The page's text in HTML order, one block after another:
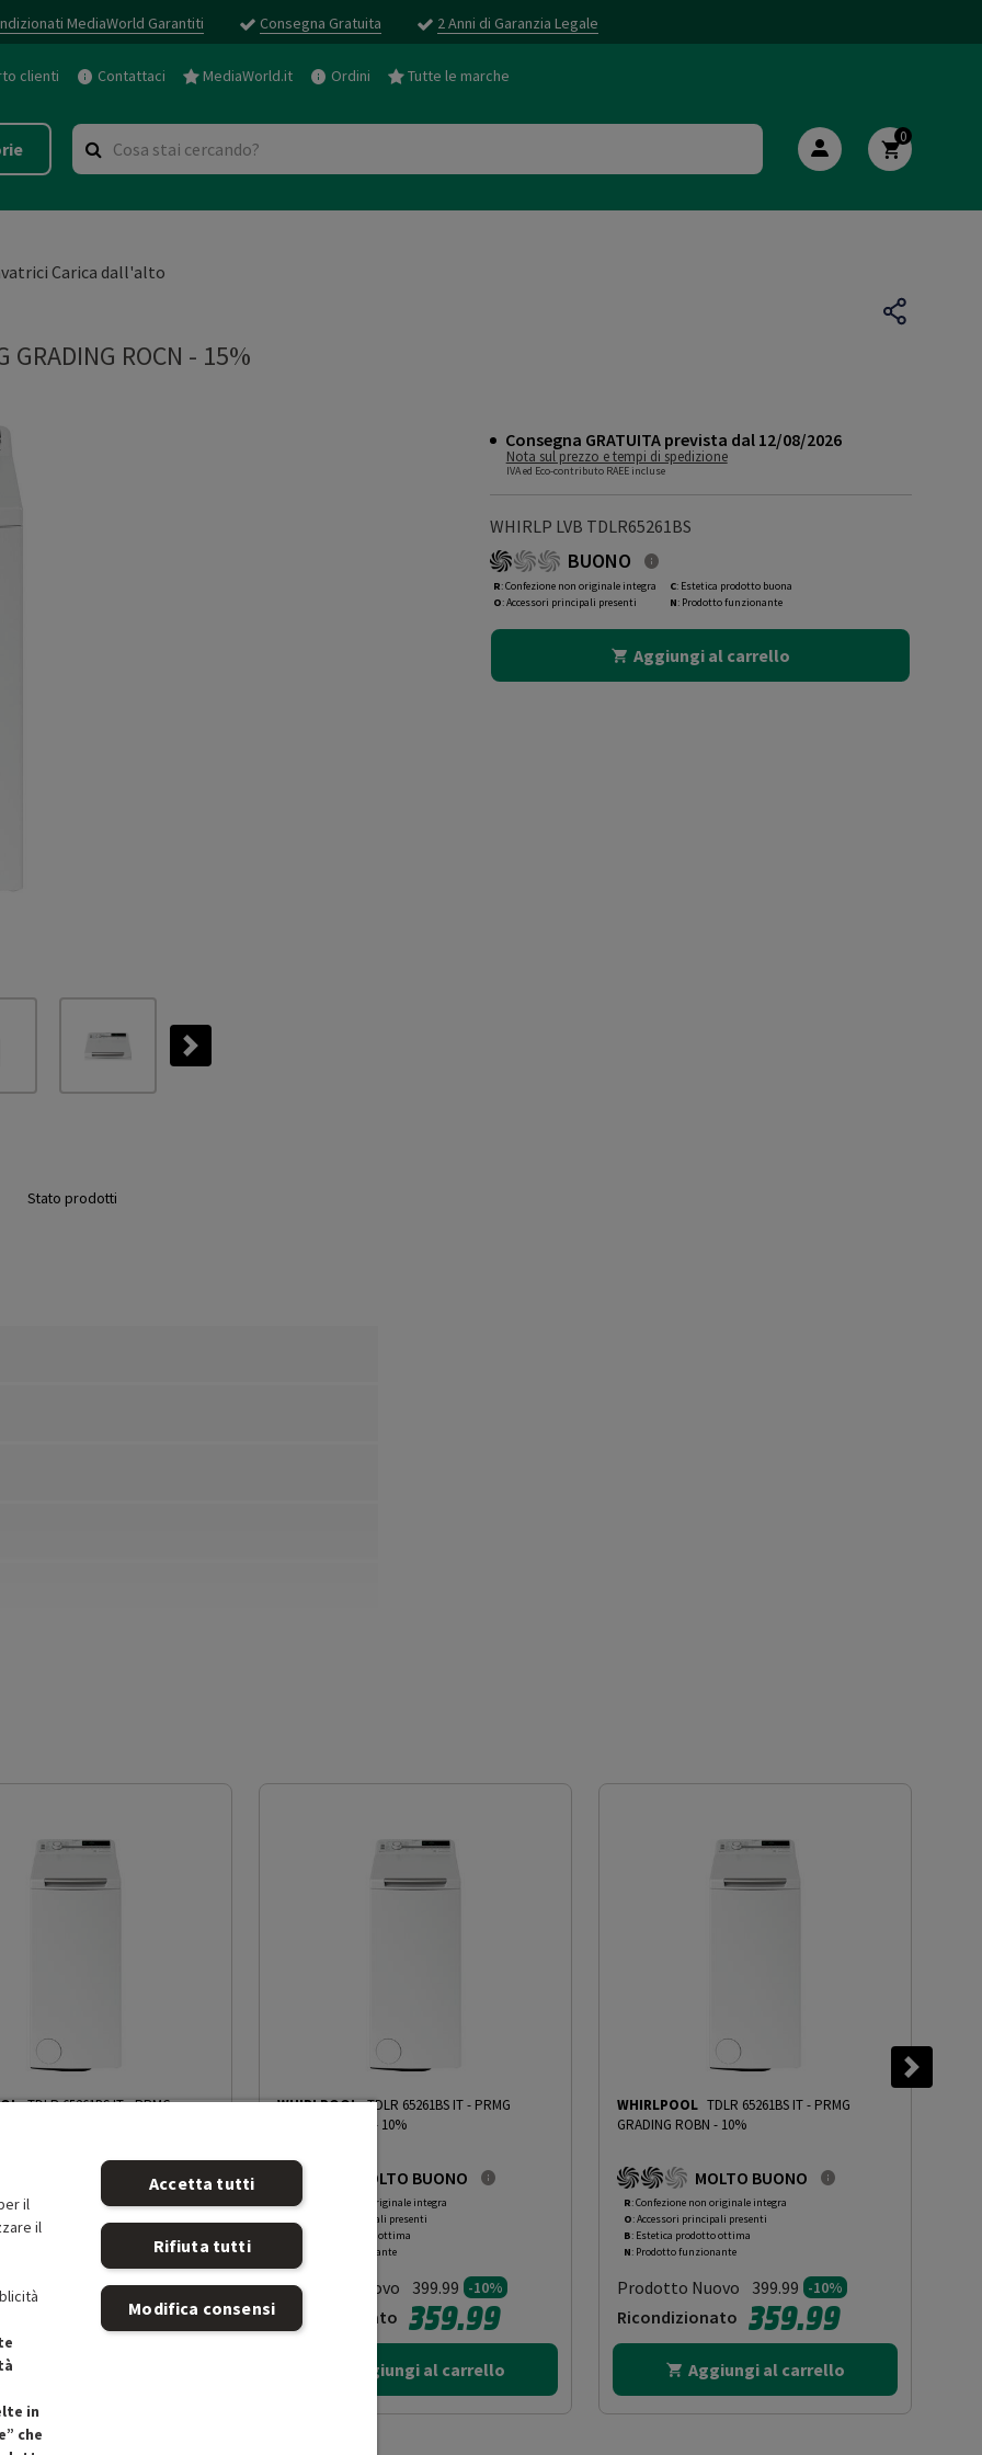
MediaWorld Garantiti Consegna Gratuita 2 Anni di Garanzia Legale
clienti Contattaci MediaWorld.it Ordini Tutte le marche
0
Carica dall'alto
GRADING ROCN - 15%
Next
Consegna GRATUITA prevista dal 12/08/2026
Nota sul prezzo e tempi di spedizione
IVA ed Eco-contributo RAEE incluse
WHIRLP LVB TDLR65261BS
BUONO
R: Confezione non originale integra
O: Accessori principali presenti
C: Estetica prodotto buona
N: Prodotto funzionante
Aggiungi al carrello
Stato prodotti
TDLR 65261BS IT-PRMG
non originale integra
principali presenti
ottima
Nuovo 399.99 -10%
359.99
Aggiungi al carrello
WHIRLPOOL TDLR 65261BS IT- PRMG
GRADING ROBN - 10%
MOLTO BUONO
: Confezione non originale integra
: Accessori principali presenti
: Estetica prodotto ottima
: Prodotto funzionante
Prodotto Nuovo 399.99 -10%
Ricondizionato 359.99
Aggiungi al carrello
WHIRLPOOL TDLR 65261BS IT- PRMG
GRADING ROBN - 10%
MOLTO BUONO
R: Confezione non originale integra
O: Accessori principali presenti
B: Estetica prodotto ottima
N: Prodotto funzionante
Prodotto Nuovo 399.99 -10%
Ricondizionato 359.99
Aggiungi al carrello
il
il
in
che
Accetta tutti
Rifiuta tutti
Modifica consensi